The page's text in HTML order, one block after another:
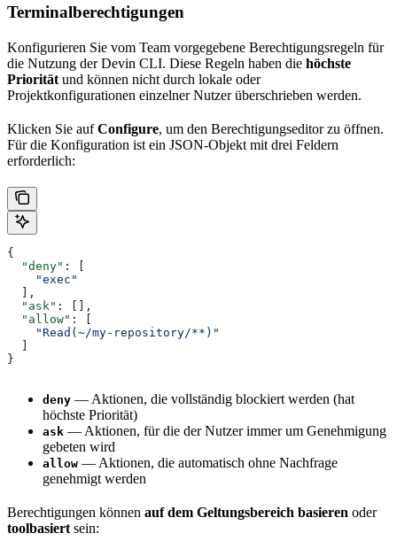
Terminalberechtigungen
Konfigurieren Sie vom Team vorgegebene Berechtigungsregeln für
die Nutzung der Devin CLI. Diese Regeln haben die höchste
Priorität und können nicht durch lokale oder
Projektkonfigurationen einzelner Nutzer überschrieben werden.
Klicken Sie aufConfigure, um den Berechtigungseditor zu öffnen.
Für die Konfiguration ist ein JSON-Objekt mit drei Feldern
erforderlich:
{
  "deny"
: [
    "exec"
  ],
  "ask"
: [],
  "allow"
: [
    "Read(~/my-repository/**)"
}
deny — Aktionen, die vollständig blockiert werden (hat
höchste Priorität)
ask — Aktionen, für die der Nutzer immer um Genehmigung
gebeten wird
allow — Aktionen, die automatisch ohne Nachfrage
genehmigt werden
Berechtigungen können auf dem Geltungsbereich basieren oder
toolbasiert sein: